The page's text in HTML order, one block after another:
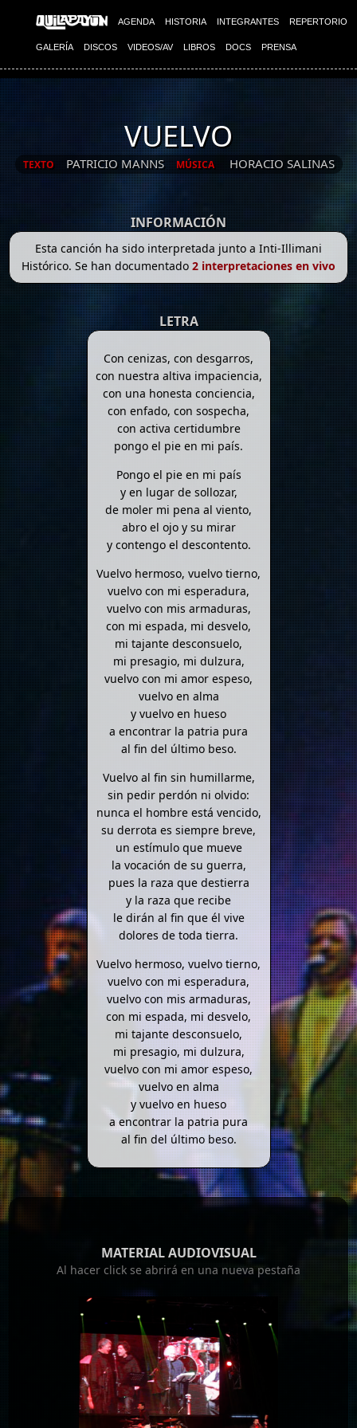
AGENDA HISTORIA INTEGRANTES REPERTORIO
GALERÍA DISCOS VIDEOS/AV LIBROS DOCS PRENSA
VUELVO
TEXTO PATRICIO MANNS MÚSICA HORACIO SALINAS
INFORMACIÓN
Esta canción ha sido interpretada junto a Inti-Illimani
Histórico. Se han documentado 2 interpretaciones en vivo
LETRA
Con cenizas, con desgarros,
con nuestra altiva impaciencia,
con una honesta conciencia,
con enfado, con sospecha,
con activa certidumbre
pongo el pie en mi país.
Pongo el pie en mi país
y en lugar de sollozar,
de moler mi pena al viento,
abro el ojo y su mirar
y contengo el descontento.
Vuelvo hermoso, vuelvo tierno,
vuelvo con mi esperadura,
vuelvo con mis armaduras,
con mi espada, mi desvelo,
mi tajante desconsuelo,
mi presagio, mi dulzura,
vuelvo con mi amor espeso,
vuelvo en alma
y vuelvo en hueso
a encontrar la patria pura
al fin del último beso.
Vuelvo al fin sin humillarme,
sin pedir perdón ni olvido:
nunca el hombre está vencido,
su derrota es siempre breve,
un estímulo que mueve
la vocación de su guerra,
pues la raza que destierra
y la raza que recibe
le dirán al fin que él vive
dolores de toda tierra.
Vuelvo hermoso, vuelvo tierno,
vuelvo con mi esperadura,
vuelvo con mis armaduras,
con mi espada, mi desvelo,
mi tajante desconsuelo,
mi presagio, mi dulzura,
vuelvo con mi amor espeso,
vuelvo en alma
y vuelvo en hueso
a encontrar la patria pura
al fin del último beso.
MATERIAL AUDIOVISUAL
Al hacer click se abrirá en una nueva pestaña